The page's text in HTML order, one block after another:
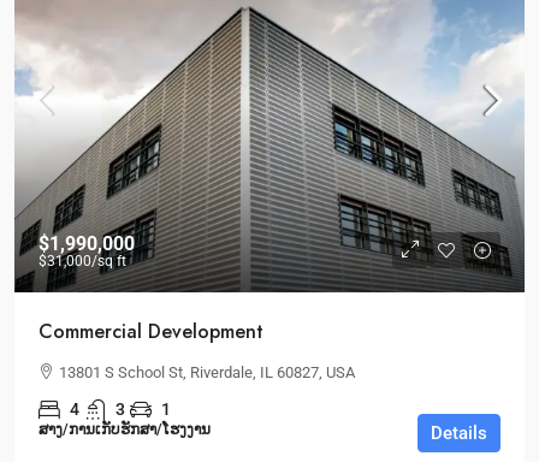
$1,990,000
$31,000/sq ft
Commercial Development
13801 S School St, Riverdale, IL 60827, USA
4 3 1
ສາງ/ການເກັບຮັກສາ/ໂຮງງານ Details